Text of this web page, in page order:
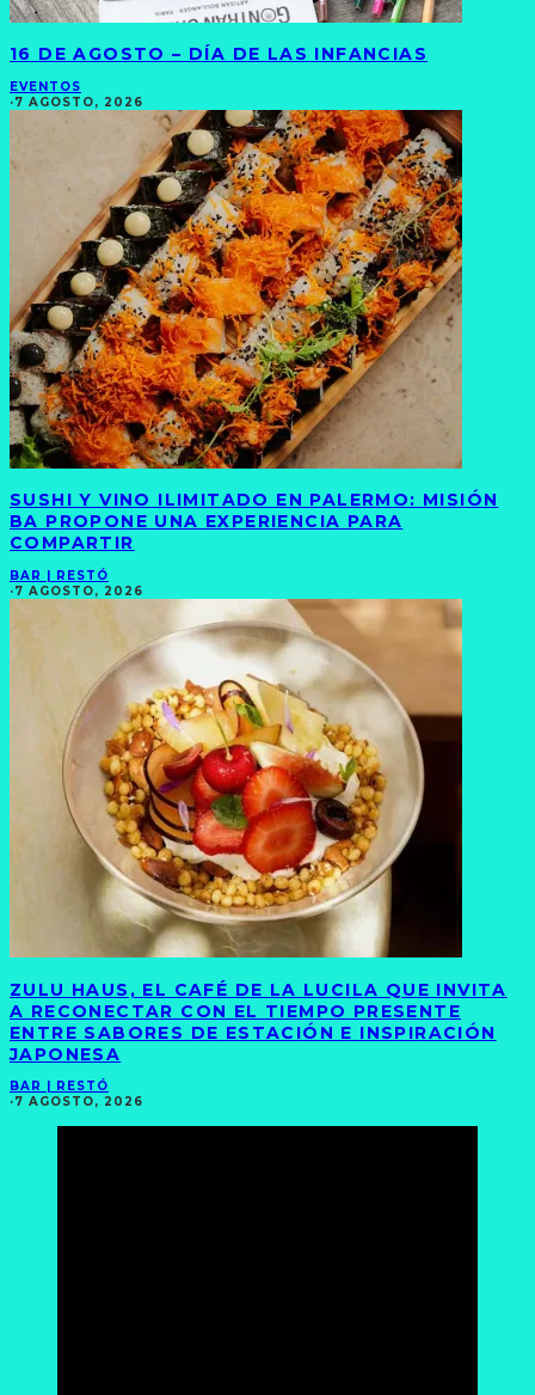
16 DE AGOSTO – DÍA DE LAS INFANCIAS
EVENTOS
·7 AGOSTO, 2026
SUSHI Y VINO ILIMITADO EN PALERMO: MISIÓN
BA PROPONE UNA EXPERIENCIA PARA
COMPARTIR
BAR | RESTÓ
·7 AGOSTO, 2026
ZULU HAUS, EL CAFÉ DE LA LUCILA QUE INVITA
A RECONECTAR CON EL TIEMPO PRESENTE
ENTRE SABORES DE ESTACIÓN E INSPIRACIÓN
JAPONESA
BAR | RESTÓ
·7 AGOSTO, 2026